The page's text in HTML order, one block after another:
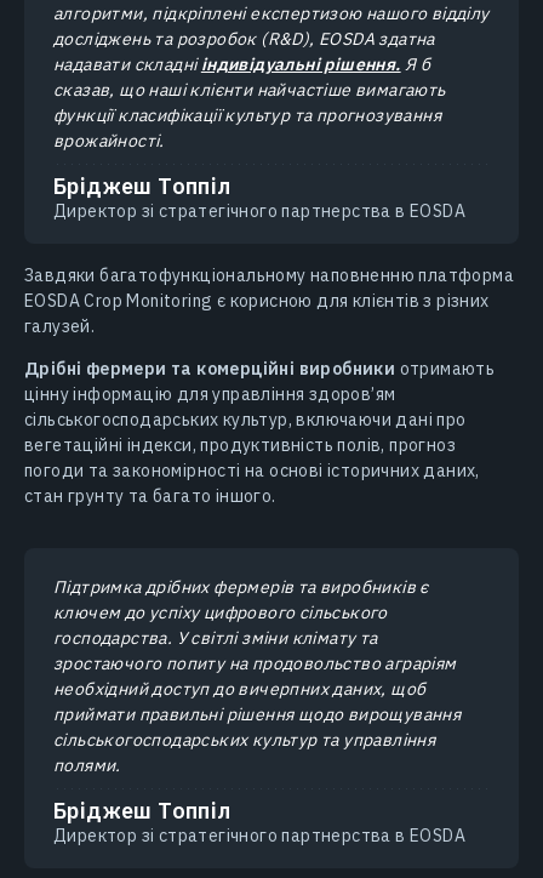
алгоритми, підкріплені експертизою нашого відділу
досліджень та розробок (R&D), EOSDA здатна
надавати складнііндивідуальні рішення. Я б
сказав, що наші клієнти найчастіше вимагають
функції класифікації культур та прогнозування
врожайності.
Бріджеш Топпіл
Директор зі стратегічного партнерства в EOSDA
Завдяки багатофункціональному наповненню платформа
EOSDA Crop Monitoring є корисною для клієнтів з різних
галузей.
Дрібні фермери та комерційні виробники отримають
цінну інформацію для управління здоров’ям
сільськогосподарських культур, включаючи дані про
вегетаційні індекси, продуктивність полів, прогноз
погоди та закономірності на основі історичних даних,
стан грунту та багато іншого.
Підтримка дрібних фермерів та виробників є
ключем до успіху цифрового сільського
господарства. У світлі зміни клімату та
зростаючого попиту на продовольство аграріям
необхідний доступ до вичерпних даних, щоб
приймати правильні рішення щодо вирощування
сільськогосподарських культур та управління
полями.
Бріджеш Топпіл
Директор зі стратегічного партнерства в EOSDA